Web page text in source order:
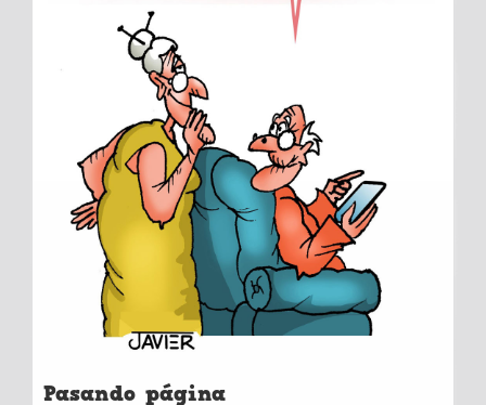
Pasando página